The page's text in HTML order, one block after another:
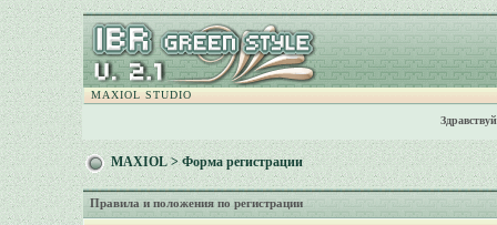
MAXIOL STUDIO
MAXIOL> Форма регистрации
Правила и положения по регистрации